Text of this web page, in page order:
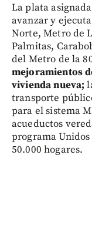
La plata
avanzar y
Norte, Metro de
Palmitas,
del Metro de la
mejoramientos
vivienda nueva;
transporte
para el sistema
acueductos
programa
50.000 hogares.